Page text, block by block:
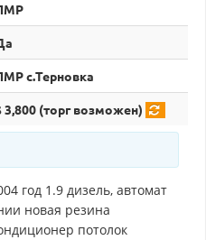
с.Терновка
3,800 (торг возможен)
год 1.9 дизель, автомат
новая резина
потолок